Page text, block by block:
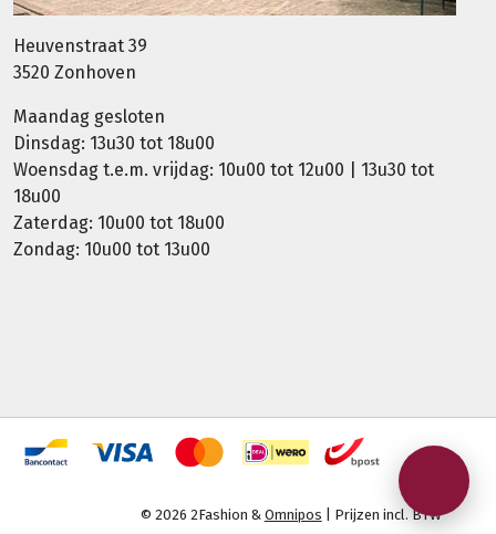
Heuvenstraat 39
3520 Zonhoven
Maandag gesloten
Dinsdag: 13u30 tot 18u00
Woensdag t.e.m. vrijdag: 10u00 tot 12u00 | 13u30 tot
18u00
Zaterdag: 10u00 tot 18u00
Zondag: 10u00 tot 13u00
© 2026 2Fashion & Omnipos | Prijzen incl. BTW